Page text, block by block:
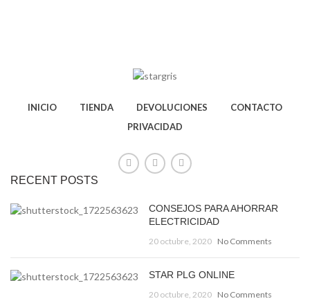
INICIO TIENDA DEVOLUCIONES
CONTACTO
PRIVACIDAD
RECENT POSTS
CONSEJOS PARA AHORRAR
ELECTRICIDAD
20 octubre, 2020 No Comments
STAR PLG ONLINE
20 octubre, 2020 No Comments